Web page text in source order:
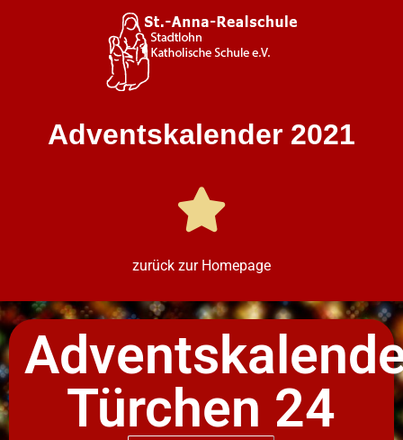
Adventskalender 2021
zurück zur Homepage
Türchen 24